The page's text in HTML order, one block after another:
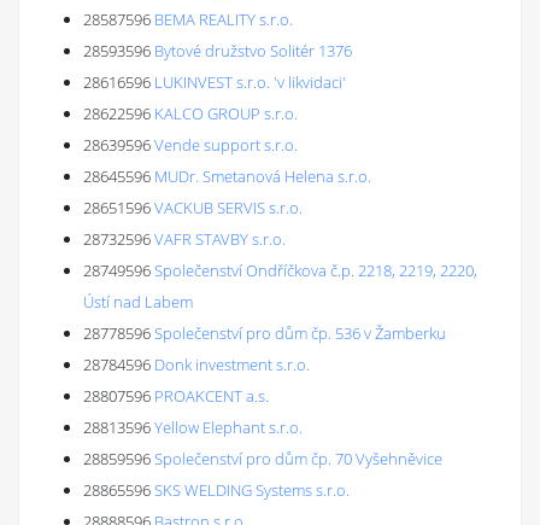
28587596 BEMA REALITY s.r.o.
28593596 Bytové družstvo Solitér 1376
28616596 LUKINVEST s.r.o. 'v likvidaci'
28622596 KALCO GROUP s.r.o.
28639596Vende support s.r.o.
28645596 MUDr. Smetanová Helena s.r.o.
28651596VACKUB SERVIS s.r.o.
28732596VAFR STAVBY s.r.o.
28749596Společenství Ondříčkova č.p. 2218, 2219, 2220,
Ústí nad Labem
28778596Společenství pro dům čp. 536 v Žamberku
28784596 Donk investment s.r.o.
28807596 PROAKCENT a.s.
28813596Yellow Elephant s.r.o.
28859596Společenství pro dům čp. 70 Vyšehněvice
28865596SKS WELDING Systems s.r.o.